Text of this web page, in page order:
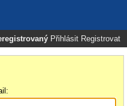
Přihlásit Registrovat